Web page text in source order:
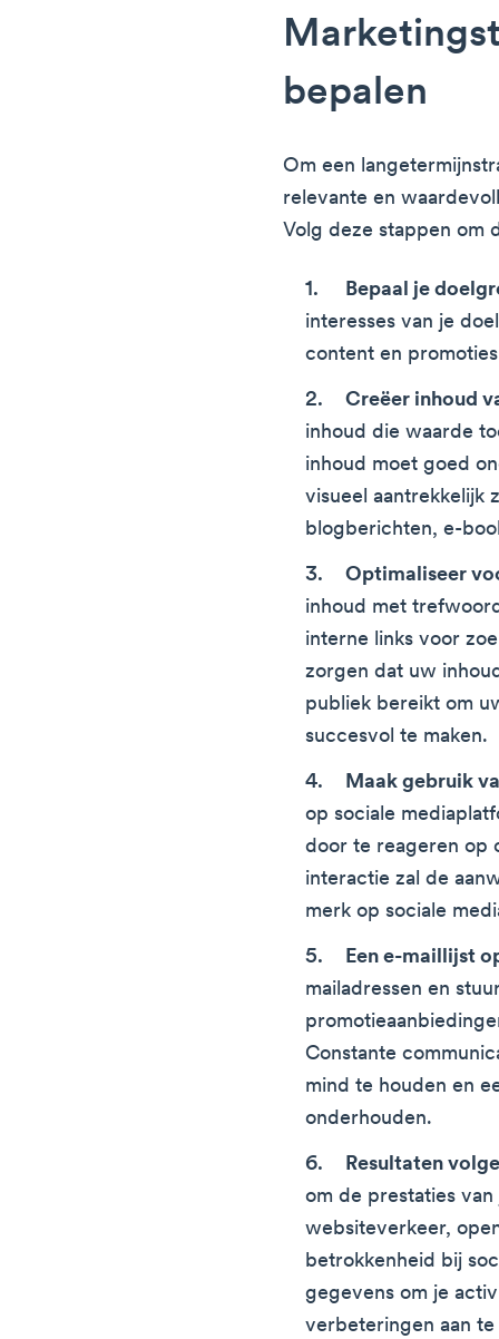
bepalen
Om een
relevante en
Volg deze stappen om
Bepaal je
interesses van je
content en
Creëer inhoud
inhoud die waarde
inhoud moet goed
visueel aantrekkelijk
blogberichten, e-
Optimaliseer
inhoud met
interne links voor
zorgen dat uw
publiek bereikt om
succesvol te maken.
Maak gebruik
op sociale
door te reageren op
interactie zal de
merk op sociale
Een e-maillijst
mailadressen en
Constante
mind te houden en
onderhouden.
Resultaten
om de prestaties
websiteverkeer,
betrokkenheid bij
gegevens om je
verbeteringen aan